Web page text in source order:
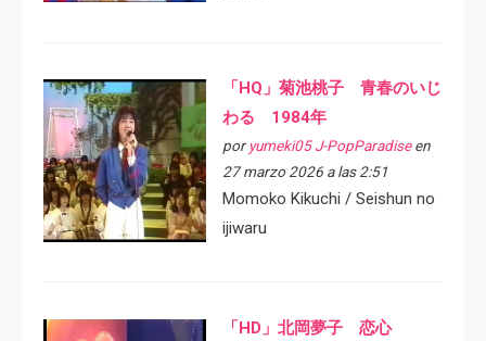
「HQ」菊池桃子 青春のいじ
わる 1984年
por yumeki05 J-PopParadiseen
27 marzo 2026 a las 2:51
Momoko Kikuchi / Seishun no
ijiwaru
「HD」北岡夢子 恋心